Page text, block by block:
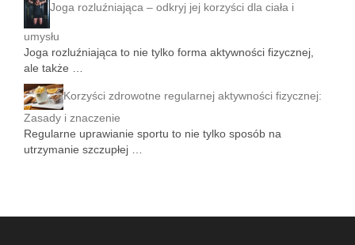
Joga rozluźniająca – odkryj jej korzyści dla ciała i
umysłu
Joga rozluźniająca to nie tylko forma aktywności fizycznej,
ale także …
Korzyści zdrowotne regularnej aktywności fizycznej:
Zasady i znaczenie
Regularne uprawianie sportu to nie tylko sposób na
utrzymanie szczupłej …